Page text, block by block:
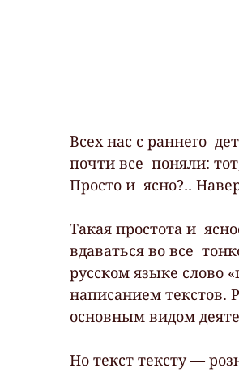
Всех нас с раннего
почти все  поняли:
Просто и  ясно?..
Такая простота и
вдаваться во все
русском языке слово
написанием текстов.
основным видом
Но текст тексту —